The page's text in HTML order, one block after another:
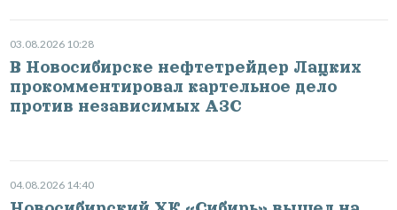
03.08.2026 10:28
В Новосибирске нефтетрейдер Лацких
прокомментировал картельное дело
против независимых АЗС
04.08.2026 14:40